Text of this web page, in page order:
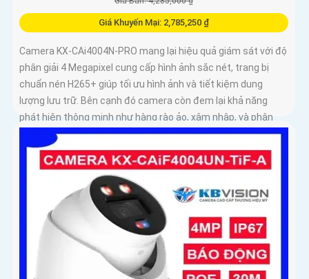
Giá Khuyến Mại: 2,785,250 ₫
Camera KX-CAi4004N-PRO mang lại hiệu quả giám sát với độ
phân giải 4 Megapixel cung cấp hình ảnh sắc nét, trang bị
chuẩn nén H265+ giúp tối ưu hình ảnh và tiết kiệm dung
lượng lưu trữ. Bên cạnh đó camera còn đem lại khả năng
phát hiện thông minh như hàng rào ảo, xâm nhập, và phân
biệt người/xe (SMD Plus) bảo vệ an ninh hiệu quả